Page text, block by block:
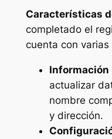
Características
completado el
cuenta con
Información
actualizar
nombre
y dirección.